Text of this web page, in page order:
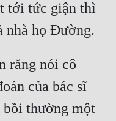
tới tức giận thì
răng nói cô
của bác sĩ
bồi thường một